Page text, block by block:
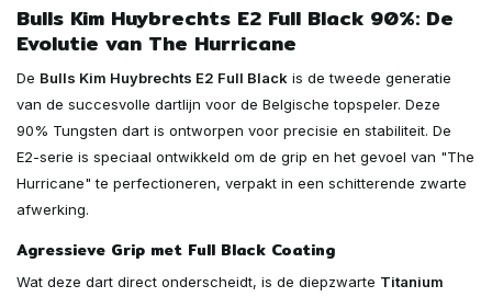
Bulls Kim Huybrechts E2 Full Black 90%: De
Evolutie van The Hurricane
De Bulls Kim Huybrechts E2 Full Black is de tweede generatie
van de succesvolle dartlijn voor de Belgische topspeler. Deze
90% Tungsten dart is ontworpen voor precisie en stabiliteit. De
E2-serie is speciaal ontwikkeld om de grip en het gevoel van "The
Hurricane" te perfectioneren, verpakt in een schitterende zwarte
afwerking.
Agressieve Grip met Full Black Coating
Wat deze dart direct onderscheidt, is de diepzwarte Titanium